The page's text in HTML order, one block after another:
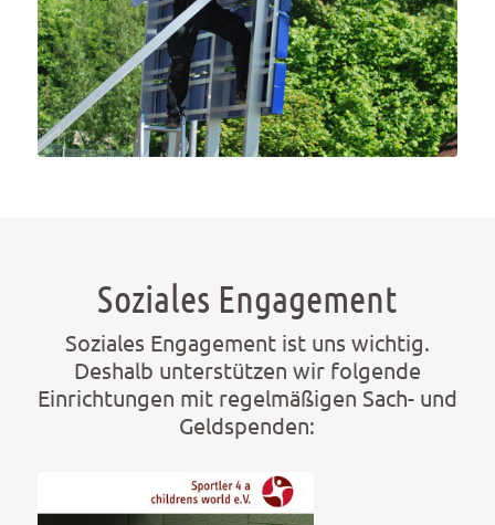
Soziales Engagement
Soziales Engagement ist uns wichtig.
Deshalb unterstützen wir folgende
Einrichtungen mit regelmäßigen Sach- und
Geldspenden: